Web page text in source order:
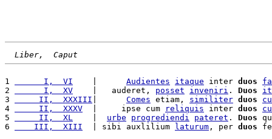
Liber,  Caput
1
      I,  VI
Audientes itaque inter duos
2
      I,  XV
    |   auderet,
posset inveniri . Duos
3
     II,  XXXIII
Comes etiam, similiter duos
4
     II,  XXXV
  |     ipse cum
reliquis inter duos
5
     II,  XL
urbe progrediendi pateret . Duos
6
    III,  XIII
  | sibi auxlilium
laturum , per duos